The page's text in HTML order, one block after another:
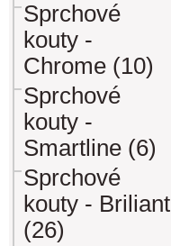
Sprchové
kouty -
Chrome (10)
Sprchové
kouty -
Smartline (6)
Sprchové
kouty - Briliant
(26)